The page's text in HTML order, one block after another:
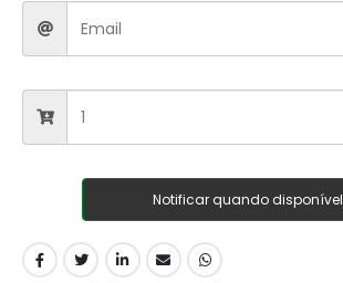
Notificar quando disponível